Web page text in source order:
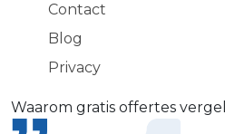
Contact
Blog
Privacy
Waarom gratis offertes